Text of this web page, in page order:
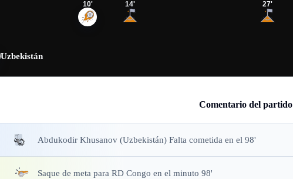
10' 14' 27'
Uzbekistán
Comentario del partido
Abdukodir Khusanov (Uzbekistán) Falta cometida en el 98'
Saque de meta para RD Congo en el minuto 98'